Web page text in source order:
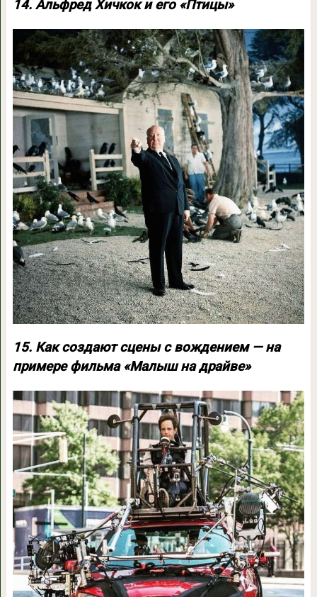
14. Альфред Хичкок и его «Птицы»
15. Как создают сцены с вождением — на
примере фильма «Малыш на драйве»